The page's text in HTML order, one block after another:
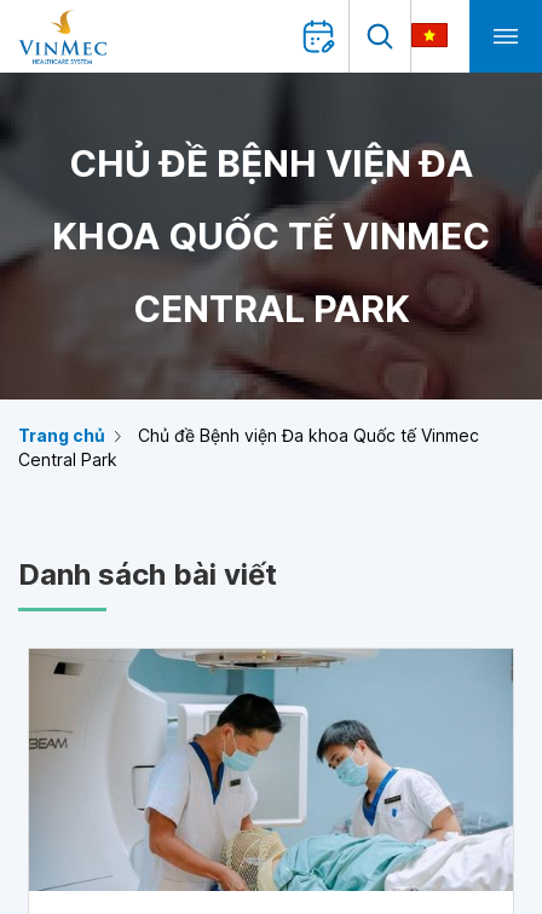
CHỦ ĐỀ BỆNH VIỆN ĐA
KHOA QUỐC TẾ VINMEC
CENTRAL PARK
Trang chủ
Chủ đề Bệnh viện Đa khoa Quốc tế Vinmec
Central Park
Danh sách bài viết